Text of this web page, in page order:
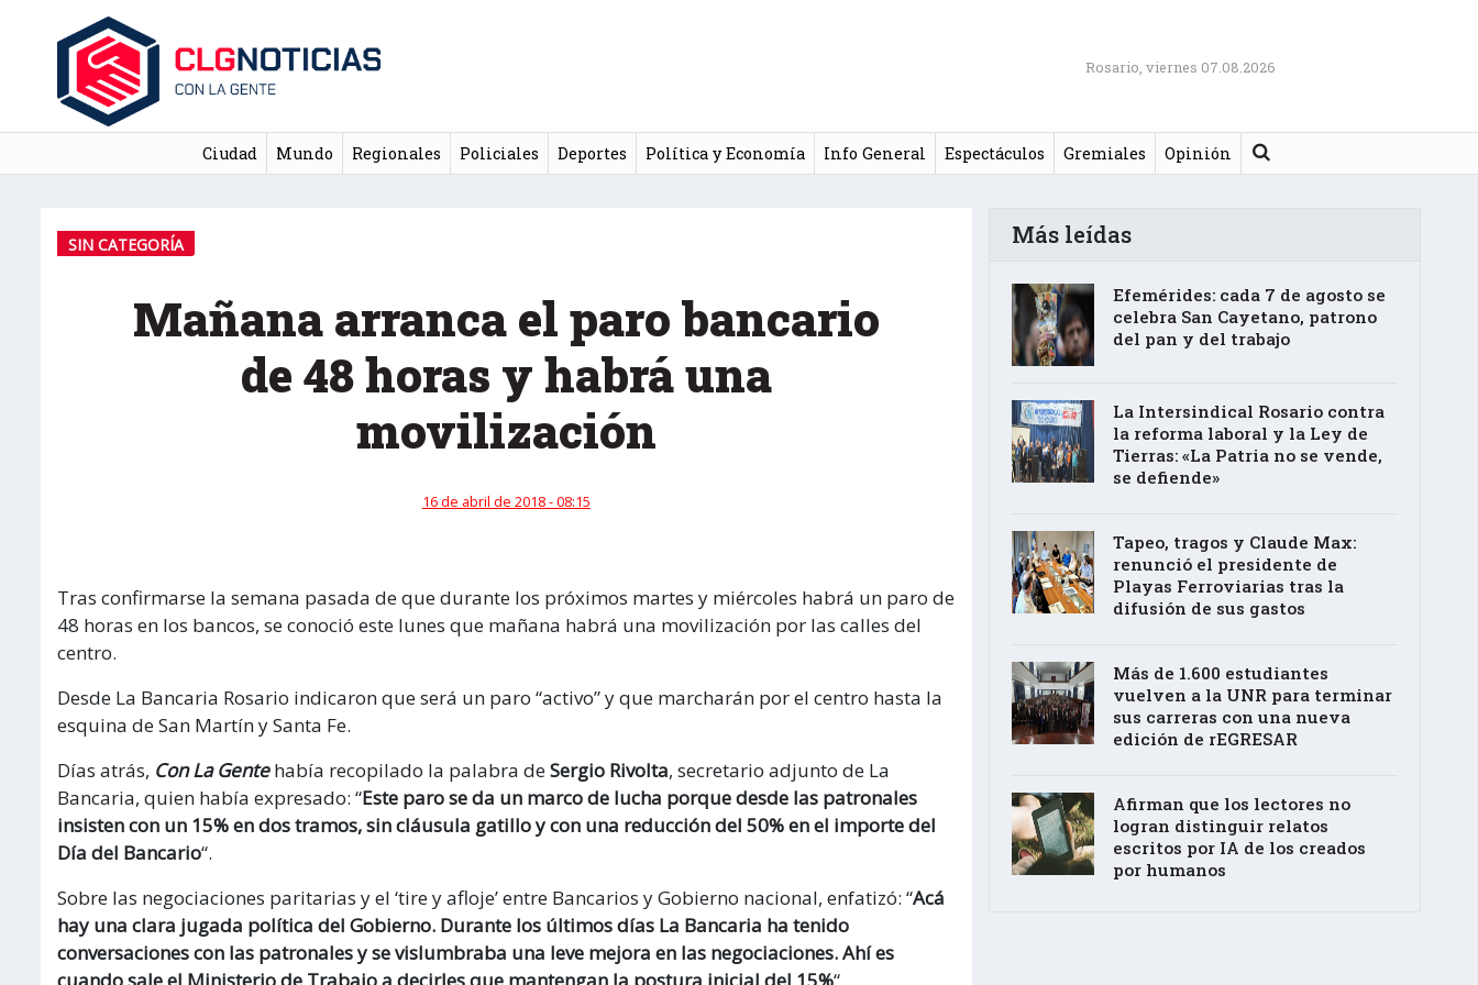
Rosario, viernes 07.08.2026
Ciudad Mundo Regionales Policiales Deportes Política y Economía Info General Espectáculos Gremiales Opinión Buscar
SIN CATEGORÍA
Mañana arranca el paro bancario
de 48 horas y habrá una
movilización
16 de abril de 2018 - 08:15
Tras confirmarse la semana pasada de que durante los próximos martes y miércoles habrá un paro de
48 horas en los bancos, se conoció este lunes que mañana habrá una movilización por las calles del
centro.
Desde La Bancaria Rosario indicaron que será un paro “activo” y que marcharán por el centro hasta la
esquina de San Martín y Santa Fe.
Días atrás, Con La Gentehabía recopilado la palabra deSergio Rivolta, secretario adjunto de La
Bancaria, quien había expresado: “Este paro se da un marco de lucha porque desde las patronales
insisten con un 15% en dos tramos, sin cláusula gatillo y con una reducción del 50% en el importe del
Día del Bancario“.
Sobre las negociaciones paritarias y el ‘tire y afloje’ entre Bancarios y Gobierno nacional, enfatizó: “Acá
hay una clara jugada política del Gobierno. Durante los últimos días La Bancaria ha tenido
conversaciones con las patronales y se vislumbraba una leve mejora en las negociaciones. Ahí es
cuando sale el Ministerio de Trabajo a decirles que mantengan la postura inicial del 15%“.
Más leídas
Efemérides: cada 7 de agosto se
celebra San Cayetano, patrono
del pan y del trabajo
La Intersindical Rosario contra
la reforma laboral y la Ley de
Tierras: «La Patria no se vende,
se defiende»
Tapeo, tragos y Claude Max:
renunció el presidente de
Playas Ferroviarias tras la
difusión de sus gastos
Más de 1.600 estudiantes
vuelven a la UNR para terminar
sus carreras con una nueva
edición de rEGRESAR
Afirman que los lectores no
logran distinguir relatos
escritos por IA de los creados
por humanos